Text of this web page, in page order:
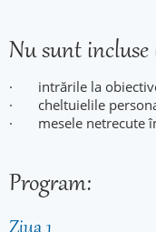
Nu sunt
· intrările la
· cheltuielile
· mesele netrecute
Program: